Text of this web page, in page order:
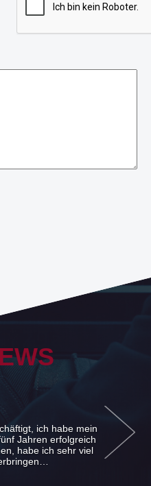
ich habe mein
Jahren erfolgreich
habe ich sehr viel